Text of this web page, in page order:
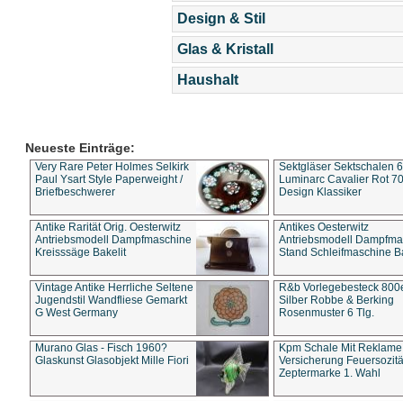
Design & Stil
Glas & Kristall
Haushalt
Neueste Einträge:
Very Rare Peter Holmes Selkirk
Paul Ysart Style Paperweight /
Briefbeschwerer
Sektgläser Sektschalen
Luminarc Cavalier Rot
Design Klassiker
Antike Rarität Orig. Oesterwitz
Antriebsmodell Dampfmaschine
Kreisssäge Bakelit
Antikes Oesterwitz
Antriebsmodell
Stand Schleifmaschine
Vintage Antike Herrliche Seltene
Jugendstil Wandfliese Gemarkt
G West Germany
R&b Vorlegebesteck
Silber Robbe & Berking
Rosenmuster 6 Tlg.
Murano Glas - Fisch 1960?
Glaskunst Glasobjekt Mille Fiori
Kpm Schale Mit Reklame
Versicherung
Zeptermarke 1. Wahl